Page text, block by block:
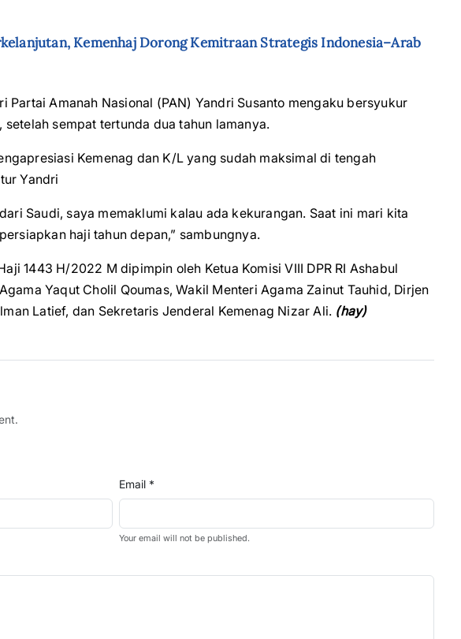
Kemenhaj Dorong Kemitraan Strategis Indonesia–Arab
Partai Amanah Nasional (PAN) Yandri Susanto mengaku bersyukur
sempat tertunda dua tahun lamanya.
Kemenag dan K/L yang sudah maksimal di tengah
Yandri
Saudi, saya memaklumi kalau ada kekurangan. Saat ini mari kita
haji tahun depan,” sambungnya.
1443 H/2022 M dipimpin oleh Ketua Komisi VIII DPR RI Ashabul
Yaqut Cholil Qoumas, Wakil Menteri Agama Zainut Tauhid, Dirjen
Latief, dan Sekretaris Jenderal Kemenag Nizar Ali. (hay)
Email *
Your email will not be published.